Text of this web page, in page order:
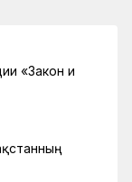
«Закон и